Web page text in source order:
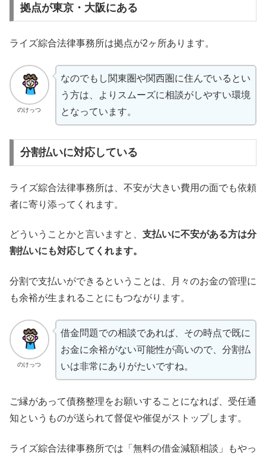
拠点が東京・大阪にある
ライズ綜合法律事務所は拠点が2ヶ所あります。
のけっつ
なのでもし関東圏や関西圏に住んでいるとい
う方は、よりスムーズに相談がしやすい環境
となっています。
分割払いに対応している
ライズ綜合法律事務所は、不安が大きい費用の面でも依頼
者に寄り添ってくれます。
どういうことかと言いますと、 支払いに不安がある方は分
割払いにも対応してくれます。
分割で支払いができるということは、月々のお金の管理に
も余裕が生まれることにもつながります。
のけっつ
借金問題での相談であれば、その時点で既に
お金に余裕がない可能性が高いので、分割払
いは非常にありがたいですね。
ご縁があって債務整理をお願いすることになれば、受任通
知というものが送られて督促や催促がストップします。
ライズ綜合法律事務所では「無料の借金減額相談」もやっ